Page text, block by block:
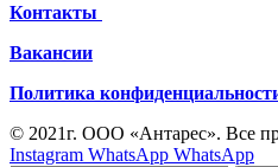
Контакты
Вакансии
Политика
© 2021г. ООО «Антарес». Все
Instagram WhatsApp WhatsApp